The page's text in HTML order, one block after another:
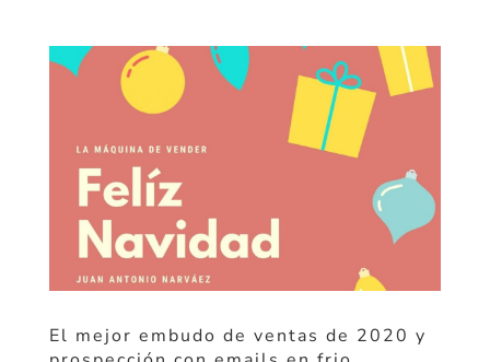
El mejor embudo de ventas de 2020 y